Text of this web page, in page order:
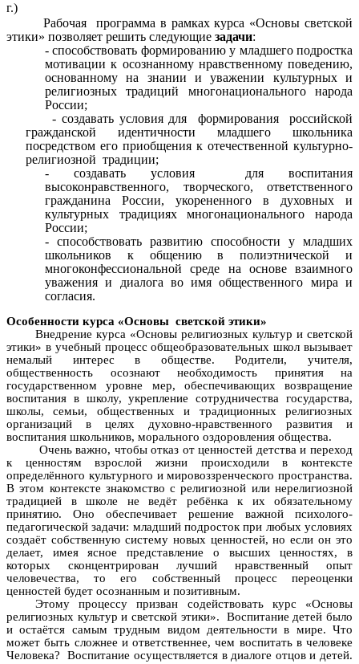
г.)
Рабочая программа в рамках курса «Основы светской
этики» позволяет решить следующие задачи:
- способствовать формированию у младшего подростка
мотивации к осознанному нравственному поведению,
основанному на знании и уважении культурных и
религиозных традиций многонационального народа
России;
- создавать условия для формирования российской
гражданской идентичности младшего школьника
посредством его приобщения к отечественной культурно-
религиозной традиции;
- создавать условия для воспитания
высоконравственного, творческого, ответственного
гражданина России, укорененного в духовных и
культурных традициях многонационального народа
России;
- способствовать развитию способности у младших
школьников к общению в полиэтнической и
многоконфессиональной среде на основе взаимного
уважения и диалога во имя общественного мира и
согласия.
Особенности курса «Основы светской этики»
Внедрение курса «Основы религиозных культур и светской
этики» в учебный процесс общеобразовательных школ вызывает
немалый интерес в обществе. Родители, учителя,
общественность осознают необходимость принятия на
государственном уровне мер, обеспечивающих возвращение
воспитания в школу, укрепление сотрудничества государства,
школы, семьи, общественных и традиционных религиозных
организаций в целях духовно-нравственного развития и
воспитания школьников, морального оздоровления общества.
Очень важно, чтобы отказ от ценностей детства и переход
к ценностям взрослой жизни происходили в контексте
определённого культурного и мировоззренческого пространства.
В этом контексте знакомство с религиозной или нерелигиозной
традицией в школе не ведёт ребёнка к их обязательному
принятию. Оно обеспечивает решение важной психолого-
педагогической задачи: младший подросток при любых условиях
создаёт собственную систему новых ценностей, но если он это
делает, имея ясное представление о высших ценностях, в
которых сконцентрирован лучший нравственный опыт
человечества, то его собственный процесс переоценки
ценностей будет осознанным и позитивным.
Этому процессу призван содействовать курс «Основы
религиозных культур и светской этики». Воспитание детей было
и остаётся самым трудным видом деятельности в мире. Что
может быть сложнее и ответственнее, чем воспитать в человеке
Человека? Воспитание осуществляется в диалоге отцов и детей.